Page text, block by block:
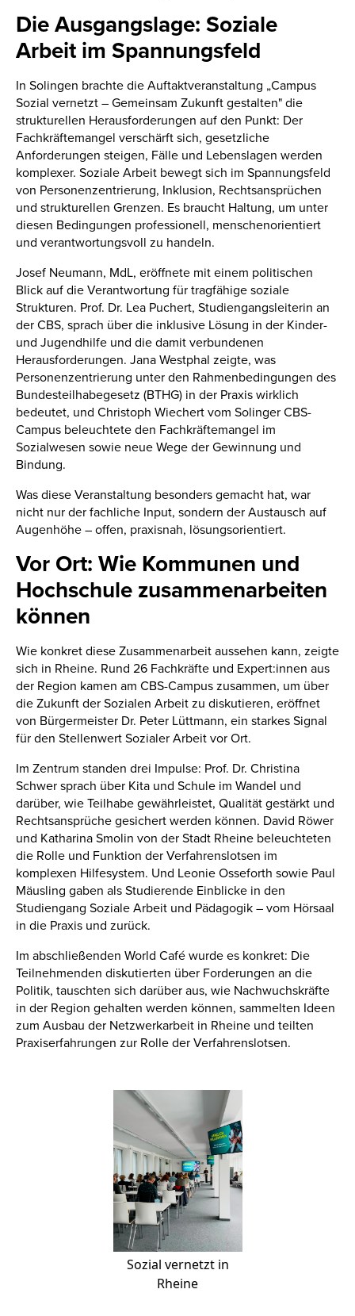
Die Ausgangslage: Soziale
Arbeit im Spannungsfeld
In Solingen brachte die Auftaktveranstaltung „Campus
Sozial vernetzt – Gemeinsam Zukunft gestalten" die
strukturellen Herausforderungen auf den Punkt: Der
Fachkräftemangel verschärft sich, gesetzliche
Anforderungen steigen, Fälle und Lebenslagen werden
komplexer. Soziale Arbeit bewegt sich im Spannungsfeld
von Personenzentrierung, Inklusion, Rechtsansprüchen
und strukturellen Grenzen. Es braucht Haltung, um unter
diesen Bedingungen professionell, menschenorientiert
und verantwortungsvoll zu handeln.
Josef Neumann, MdL, eröffnete mit einem politischen
Blick auf die Verantwortung für tragfähige soziale
Strukturen. Prof. Dr. Lea Puchert, Studiengangsleiterin an
der CBS, sprach über die inklusive Lösung in der Kinder-
und Jugendhilfe und die damit verbundenen
Herausforderungen. Jana Westphal zeigte, was
Personenzentrierung unter den Rahmenbedingungen des
Bundesteilhabegesetz (BTHG) in der Praxis wirklich
bedeutet, und Christoph Wiechert vom Solinger CBS-
Campus beleuchtete den Fachkräftemangel im
Sozialwesen sowie neue Wege der Gewinnung und
Bindung.
Was diese Veranstaltung besonders gemacht hat, war
nicht nur der fachliche Input, sondern der Austausch auf
Augenhöhe – offen, praxisnah, lösungsorientiert.
Vor Ort: Wie Kommunen und
Hochschule zusammenarbeiten
können
Wie konkret diese Zusammenarbeit aussehen kann, zeigte
sich in Rheine. Rund 26 Fachkräfte und Expert:innen aus
der Region kamen am CBS-Campus zusammen, um über
die Zukunft der Sozialen Arbeit zu diskutieren, eröffnet
von Bürgermeister Dr. Peter Lüttmann, ein starkes Signal
für den Stellenwert Sozialer Arbeit vor Ort.
Im Zentrum standen drei Impulse: Prof. Dr. Christina
Schwer sprach über Kita und Schule im Wandel und
darüber, wie Teilhabe gewährleistet, Qualität gestärkt und
Rechtsansprüche gesichert werden können. David Röwer
und Katharina Smolin von der Stadt Rheine beleuchteten
die Rolle und Funktion der Verfahrenslotsen im
komplexen Hilfesystem. Und Leonie Osseforth sowie Paul
Mäusling gaben als Studierende Einblicke in den
Studiengang Soziale Arbeit und Pädagogik – vom Hörsaal
in die Praxis und zurück.
Im abschließenden World Café wurde es konkret: Die
Teilnehmenden diskutierten über Forderungen an die
Politik, tauschten sich darüber aus, wie Nachwuchskräfte
in der Region gehalten werden können, sammelten Ideen
zum Ausbau der Netzwerkarbeit in Rheine und teilten
Praxiserfahrungen zur Rolle der Verfahrenslotsen.
Sozial vernetzt in
Rheine